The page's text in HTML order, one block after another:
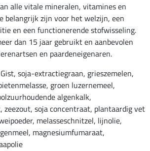
alle vitale mineralen, vitamines en
belangrijk zijn voor het welzijn, een
en een functionerende stofwisseling.
dan 15 jaar gebruikt en aanbevolen
en paardeneigenaren.
Gist, soja-extractiegraan, grieszemelen,
groen luzernemeel,
algenkalk,
zeezout, soja concentraat, plantaardig vet
melasseschnitzel, lijnolie,
magnesiumfumaraat,